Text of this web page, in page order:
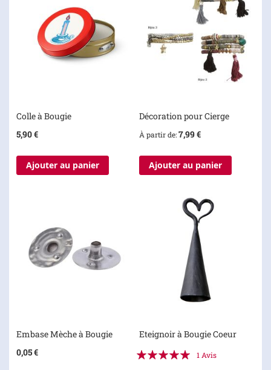
Colle à Bougie
5,90 €
Ajouter au panier
Décoration pour Cierge
À partir de 7,99 €
Ajouter au panier
Embase Mèche à Bougie
0,05 €
Eteignoir à Bougie Coeur
Évaluation:
1 Avis